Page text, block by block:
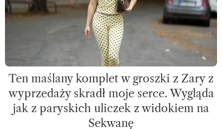
Ten maślany komplet w groszki z Zary z
wyprzedaży skradł moje serce. Wygląda
jak z paryskich uliczek z widokiem na
Sekwanę